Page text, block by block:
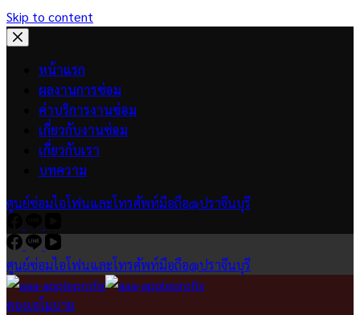
Skip to content
หน้าแรก
ผลงานการซ่อม
ค่าบริการงานซ่อม
เกี่ยวกับงานซ่อม
เกี่ยวกับเรา
บทความ
ศูนย์ซ่อมไอโฟนและโทรศัพท์มือถือ@ปราจีนบุรี
ศูนย์ซ่อมไอโฟนและโทรศัพท์มือถือ@ปราจีนบุรี
ตองเอโมบาย